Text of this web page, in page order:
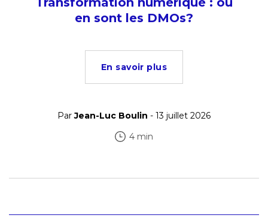
en sont les DMOs?
En savoir plus
ParJean-Luc Boulin - 13 juillet 2026
4 min